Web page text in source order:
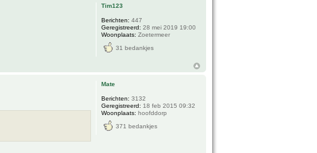
Tim123
Berichten: 447
Geregistreerd: 28 mei 2019 19:00
Woonplaats: Zoetermeer
31 bedankjes
Mate
Berichten: 3132
Geregistreerd: 18 feb 2015 09:32
Woonplaats: hoofddorp
371 bedankjes